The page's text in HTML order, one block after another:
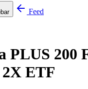
Feed
PLUS 200
ETF